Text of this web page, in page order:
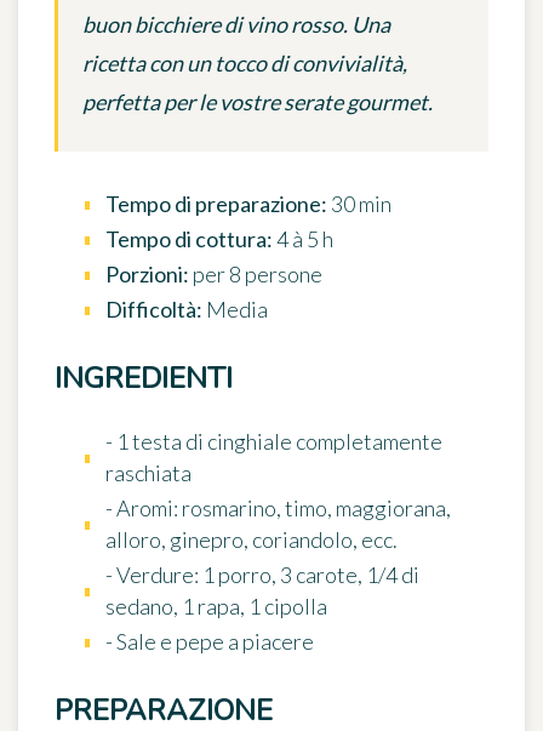
buon bicchiere di vino rosso. Una
ricetta con un tocco di convivialità,
perfetta per le vostre serate gourmet.
Tempo di preparazione: 30 min
Tempo di cottura:4 à 5 h
Porzioni: per 8 persone
Difficoltà: Media
INGREDIENTI
- 1 testa di cinghiale completamente
raschiata
- Aromi: rosmarino, timo, maggiorana,
alloro, ginepro, coriandolo, ecc.
- Verdure: 1 porro, 3 carote, 1/4 di
sedano, 1 rapa, 1 cipolla
- Sale e pepe a piacere
PREPARAZIONE